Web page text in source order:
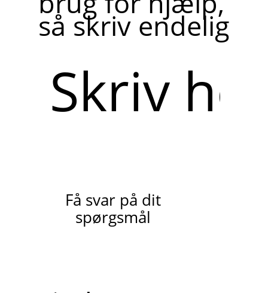
så skriv endelig
her
Få svar på dit
spørgsmål